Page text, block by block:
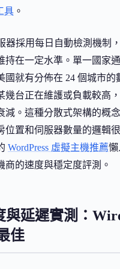
具 。
器採用每日自動檢測機制
持在一定水準。單一國家
國就有分佈在 24 個城市的
幾台正在維護或負載較高
減。這種分散式架構的概
位置和伺服器數量的邏輯
WordPress 虛擬主機推薦懶
商的速度與穩定度評測。
與延遲實測：
佳